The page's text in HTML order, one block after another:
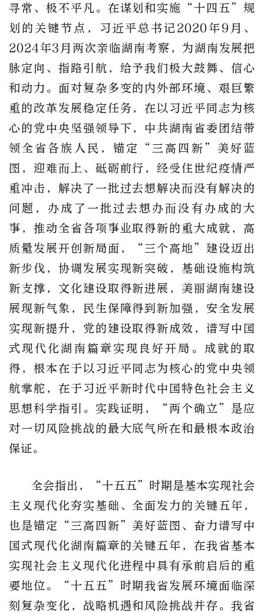
寻常、极不平凡。在谋划和实施“十四五”规
划的关键节点，习近平总书记2020年9月、
2024年3月两次亲临湖南考察，为湖南发展把
脉定向、指路引航，给予我们极大鼓舞、信心
和动力。面对复杂多变的内外部环境、艰巨繁
重的改革发展稳定任务，在以习近平同志为核
心的党中央坚强领导下，中共湖南省委团结带
领全省各族人民，锚定“三高四新”美好蓝
图，迎难而上、砥砺前行，经受住世纪疫情严
重冲击，解决了一批过去想解决而没有解决的
问题，办成了一批过去想办而没有办成的大
事，推动全省各项事业取得新的重大成就，高
质量发展开创新局面，“三个高地”建设迈出
新步伐，协调发展实现新突破，基础设施构筑
新支撑，文化建设取得新进展，美丽湖南建设
展现新气象，民生保障得到新加强，安全发展
实现新提升，党的建设取得新成效，谱写中国
式现代化湖南篇章实现良好开局。成就的取
得，根本在于以习近平同志为核心的党中央领
航掌舵，在于习近平新时代中国特色社会主义
思想科学指引。实践证明，“两个确立”是应
对一切风险挑战的最大底气所在和最根本政治
保证。
全会指出，“十五五”时期是基本实现社会
主义现代化夯实基础、全面发力的关键五年，
也是锚定“三高四新”美好蓝图、奋力谱写中
国式现代化湖南篇章的关键五年，在我省基本
实现社会主义现代化进程中具有承前启后的重
要地位。“十五五”时期我省发展环境面临深
刻复杂变化，战略机遇和风险挑战并存。我省